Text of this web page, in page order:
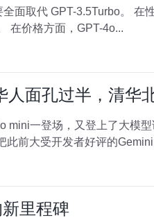
面取代 GPT-3.5Turbo。 在
在价格方面，GPT-4o...
面孔过半，清华
一登场，又登上了大模
前大受开发者好评的
里程碑